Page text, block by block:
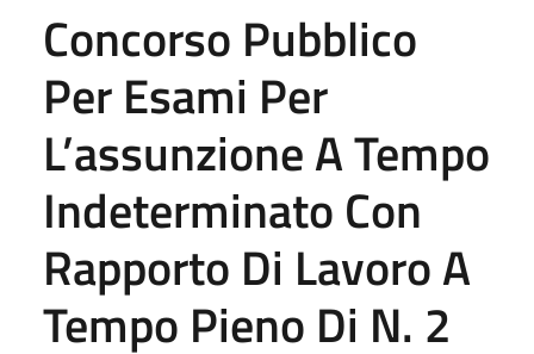
Concorso Pubblico
Per Esami Per
L’assunzione A Tempo
Indeterminato Con
Rapporto Di Lavoro A
Tempo Pieno Di N. 2